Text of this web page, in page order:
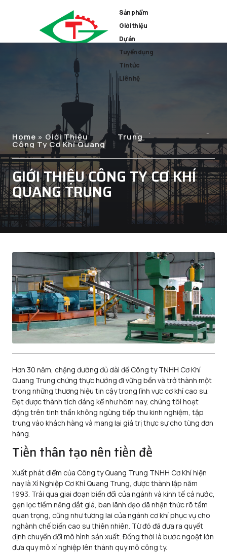
Sản phẩm
Giới thiệu
Dự án
Tuyển dụng
Tin tức
Liên hệ
Home » Giới Thiệu
Công Ty Cơ Khí Quang
Trung
GIỚI THIỆU CÔNG TY CƠ KHÍ
QUANG TRUNG
Hơn 30 năm, chặng đường đủ dài để Công ty TNHH Cơ Khí
Quang Trung chứng thực hướng đi vững bền và trở thành một
trong những thương hiệu tin cậy trong lĩnh vực cơ khí cao su.
Đạt được thành tích đáng kể như hôm nay, chúng tôi hoạt
động trên tinh thần không ngừng tiếp thu kinh nghiệm, tập
trung vào khách hàng và mang lại giá trị thực sự cho từng đơn
hàng.
Tiền thân tạo nên tiền đề
Xuất phát điểm của Công ty Quang Trung TNHH Cơ Khí hiện
nay là Xí Nghiệp Cơ Khí Quang Trung, được thành lập năm
1993. Trải qua giai đoạn biến đổi của ngành và kinh tế cả nước,
gạn lọc tiềm năng đắt giá, ban lãnh đạo đã nhận thức rõ tầm
quan trọng, cũng như tương lai của ngành cơ khí phục vụ cho
nghành chế biến cao su thiên nhiên. Từ đó đã đưa ra quyết
định chuyển đổi mô hình sản xuất. Đồng thời là bước ngoặt lớn
đưa quy mô xí nghiệp lên thành quy mô công ty.